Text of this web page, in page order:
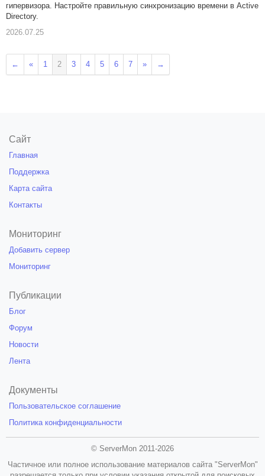
гипервизора. Настройте правильную синхронизацию времени в Active
Directory.
2026.07.25
← « 1 2 3 4 5 6 7 » →
Сайт
Главная
Поддержка
Карта сайта
Контакты
Мониторинг
Добавить сервер
Мониторинг
Публикации
Блог
Форум
Новости
Лента
Документы
Пользовательское соглашение
Политика конфиденциальности
© ServerMon 2011-2026
Частичное или полное использование материалов сайта "ServerMon"